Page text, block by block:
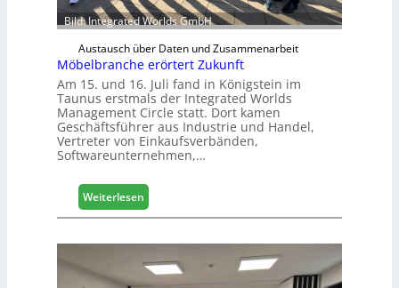
u
s
m
e
s
s
e
Bild: Integrated Worlds GmbH
Austausch über Daten und Zusammenarbeit
Möbelbranche erörtert Zukunft
Am 15. und 16. Juli fand in Königstein im
Taunus erstmals der Integrated Worlds
Management Circle statt. Dort kamen
Geschäftsführer aus Industrie und Handel,
Vertreter von Einkaufsverbänden,
Softwareunternehmen,…
Weiterlesen
M
b
e